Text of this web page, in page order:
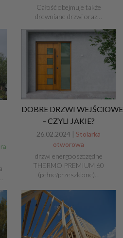
Całość obejmuje także
drewniane drzwi oraz…
DOBRE DRZWI
– CZYLI JAKIE?
26.02.2024 | Stolarka
otworowa
drzwi energooszczędne
THERMO PREMIUM 60
(pełne/przeszklone)…